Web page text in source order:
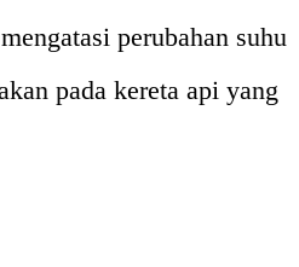
perubahan suhu
pada kereta api yang